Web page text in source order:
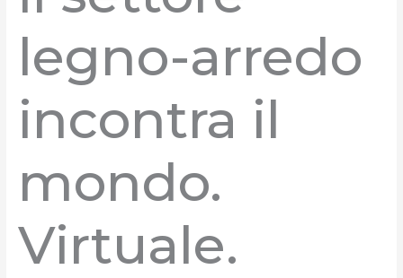
legno-arredo
incontra il
mondo.
Virtuale.